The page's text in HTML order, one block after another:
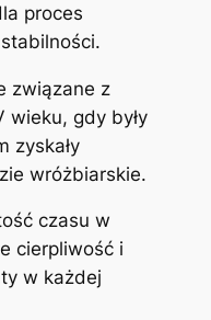
proces
związane z
wieku, gdy były
zyskały
wróżbiarskie.
czasu w
cierpliwość i
w każdej